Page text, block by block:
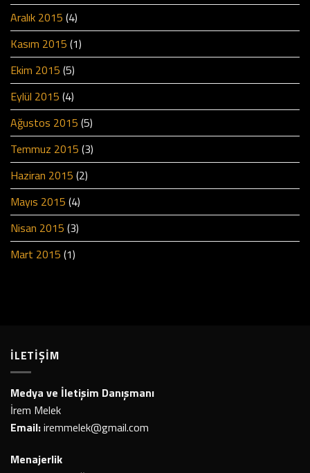
Aralık 2015 (4)
Kasım 2015 (1)
Ekim 2015 (5)
Eylül 2015 (4)
Ağustos 2015 (5)
Temmuz 2015 (3)
Haziran 2015 (2)
Mayıs 2015 (4)
Nisan 2015 (3)
Mart 2015 (1)
İLETİŞİM
Medya ve İletişim Danışmanı
İrem Melek
Email:iremmelek@gmail.com
Menajerlik